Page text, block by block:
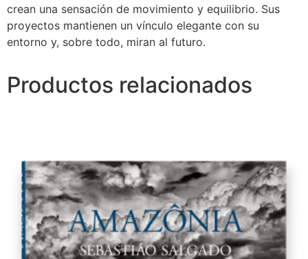
crean una sensación de movimiento y equilibrio. Sus
proyectos mantienen un vínculo elegante con su
entorno y, sobre todo, miran al futuro.
Productos relacionados